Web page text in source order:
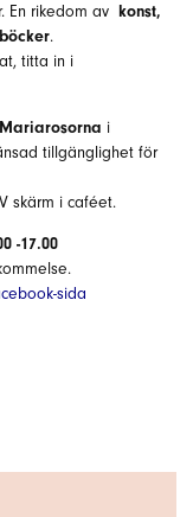
En rikedom av konst,
.
titta in i
i
tillgänglighet för
skärm i caféet.
-17.00
sida